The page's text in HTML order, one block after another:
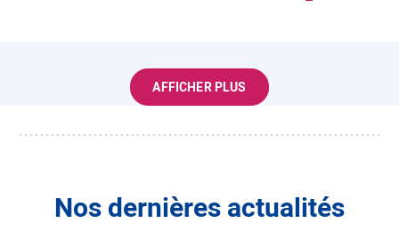
AFFICHER PLUS
Nos dernières actualités